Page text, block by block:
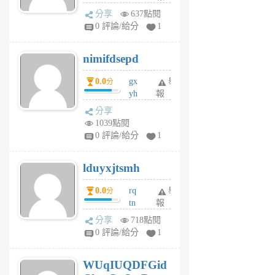
U
F
U
5
個
月
分享
637點閱
0 評論/給分
1
nimifdsepd
0.0分
gx
yh
jl
月
前
舉
報
分享
1039點閱
0 評論/給分
1
lduyxjtsmh
0.0分
rq
tn
jt
gl
個
舉
報
分享
718點閱
0 評論/給分
1
WUqIUQDFGid